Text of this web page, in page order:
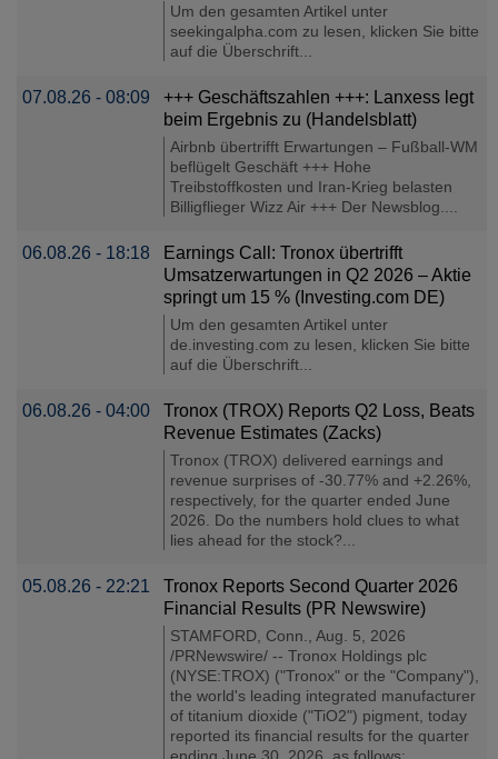
Um den gesamten Artikel unter
seekingalpha.com zu lesen, klicken Sie bitte
auf die Überschrift...
07.08.26 - 08:09
+++ Geschäftszahlen +++: Lanxess legt
beim Ergebnis zu (Handelsblatt)
Airbnb übertrifft Erwartungen – Fußball-WM
beflügelt Geschäft +++ Hohe
Treibstoffkosten und Iran-Krieg belasten
Billigflieger Wizz Air +++ Der Newsblog....
06.08.26 - 18:18
Earnings Call: Tronox übertrifft
Umsatzerwartungen in Q2 2026 – Aktie
springt um 15 % (Investing.com DE)
Um den gesamten Artikel unter
de.investing.com zu lesen, klicken Sie bitte
auf die Überschrift...
06.08.26 - 04:00
Tronox (TROX) Reports Q2 Loss, Beats
Revenue Estimates (Zacks)
Tronox (TROX) delivered earnings and
revenue surprises of -30.77% and +2.26%,
respectively, for the quarter ended June
2026. Do the numbers hold clues to what
lies ahead for the stock?...
05.08.26 - 22:21
Tronox Reports Second Quarter 2026
Financial Results (PR Newswire)
STAMFORD, Conn., Aug. 5, 2026
/PRNewswire/ -- Tronox Holdings plc
(NYSE:TROX) ("Tronox" or the "Company"),
the world's leading integrated manufacturer
of titanium dioxide ("TiO2") pigment, today
reported its financial results for the quarter
ending June 30, 2026, as follows: